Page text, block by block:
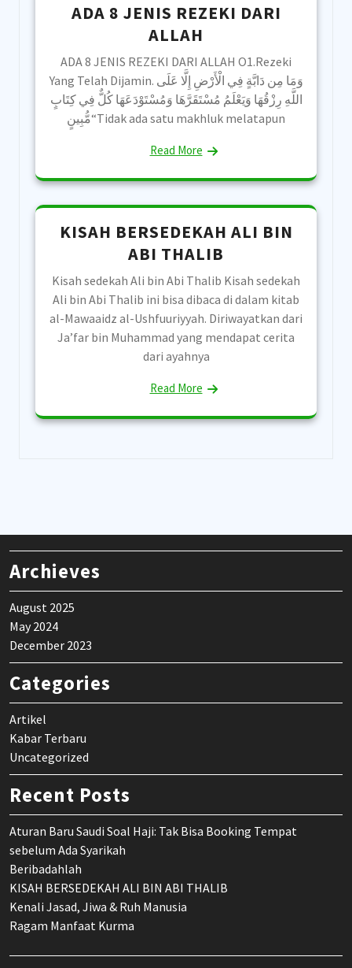
ADA 8 JENIS REZEKI DARI
ALLAH
ADA 8 JENIS REZEKI DARI ALLAH O1.Rezeki
Yang Telah Dijamin. ‎وَمَا مِن دَابَّةٍ فِي الْأَرْضِ إِلَّا عَلَى
اللَّهِ رِزْقُهَا وَيَعْلَمُ مُسْتَقَرَّهَا وَمُسْتَوْدَعَهَا كُلٌّ فِي كِتَابٍ
مُّبِينٍ“Tidak ada satu makhluk melatapun
Read More
KISAH BERSEDEKAH ALI BIN
ABI THALIB
Kisah sedekah Ali bin Abi Thalib Kisah sedekah
Ali bin Abi Thalib ini bisa dibaca di dalam kitab
al-Mawaaidz al-Ushfuuriyyah. Diriwayatkan dari
Ja’far bin Muhammad yang mendapat cerita
dari ayahnya
Read More
Archieves
August 2025
May 2024
December 2023
Categories
Artikel
Kabar Terbaru
Uncategorized
Recent Posts
Aturan Baru Saudi Soal Haji: Tak Bisa Booking Tempat
sebelum Ada Syarikah
Beribadahlah
KISAH BERSEDEKAH ALI BIN ABI THALIB
Kenali Jasad, Jiwa & Ruh Manusia
Ragam Manfaat Kurma